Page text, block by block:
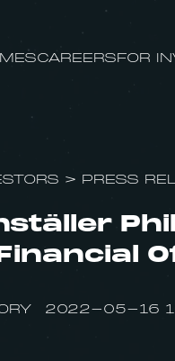
CAREERSFOR
> PRESS
2022-05-16